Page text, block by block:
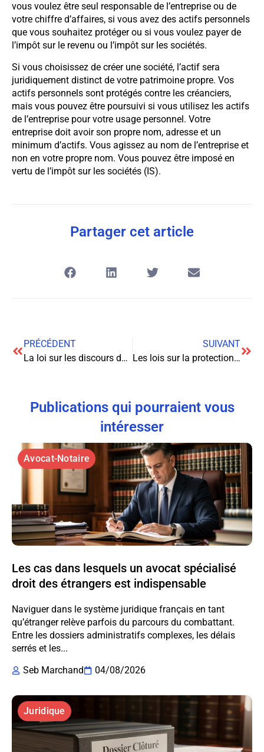
vous voulez être seul responsable de l’entreprise ou de
votre chiffre d’affaires, si vous avez des actifs personnels
que vous souhaitez protéger ou si vous voulez payer de
l’impôt sur le revenu ou l’impôt sur les sociétés.
Si vous choisissez de créer une société, l’actif sera
juridiquement distinct de votre patrimoine propre. Vos
actifs personnels sont protégés contre les créanciers,
mais vous pouvez être poursuivi si vous utilisez les actifs
de l’entreprise pour votre usage personnel. Votre
entreprise doit avoir son propre nom, adresse et un
minimum d’actifs. Vous agissez au nom de l’entreprise et
non en votre propre nom. Vous pouvez être imposé en
vertu de l’impôt sur les sociétés (IS).
Partager cet article
PRÉCÉDENT
La loi sur les discours de haine en ligne met la pression sur les sites de médias sociaux
SUIVANT
Les lois sur la protection des données personnelles
Publications qui pourraient vous
intéresser
Avocat-Notaire
Les cas dans lesquels un avocat spécialisé
droit des étrangers est indispensable
Naviguer dans le système juridique français en tant
qu’étranger relève parfois du parcours du combattant.
Entre les dossiers administratifs complexes, les délais
serrés et les...
Seb Marchand
04/08/2026
Juridique